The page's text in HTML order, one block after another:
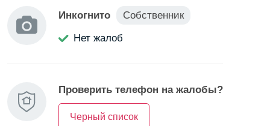
Инкогнито
Собственник
Нет жалоб
Проверить телефон на жалобы?
Черный список